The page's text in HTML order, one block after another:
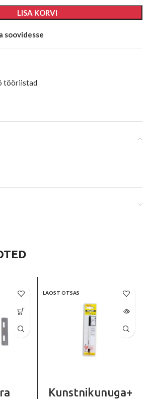
LISA KORVI
soovidesse
tööriistad
LAOST OTSAS
Kunstnikunuga+